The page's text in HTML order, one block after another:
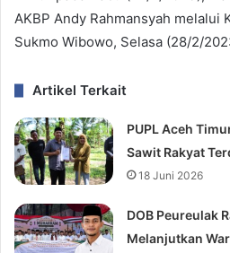
AKBP Andy Rahmansyah melalui
Sukmo Wibowo, Selasa (28/2/
Artikel Terkait
PUPL Aceh
Sawit Rakyat
18 Juni 2026
‎DOB Peureulak
Melanjutkan